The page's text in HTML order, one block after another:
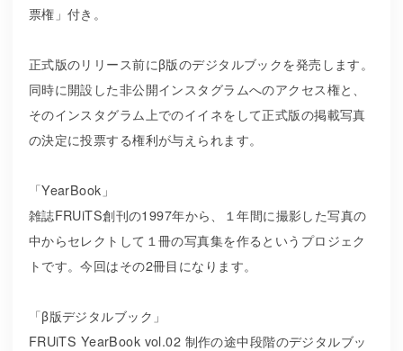
票権」付き。
正式版のリリース前にβ版のデジタルブックを発売します。
同時に開設した非公開インスタグラムへのアクセス権と、
そのインスタグラム上でのイイネをして正式版の掲載写真
の決定に投票する権利が与えられます。
「YearBook」
雑誌FRUiTS創刊の1997年から、１年間に撮影した写真の
中からセレクトして１冊の写真集を作るというプロジェク
トです。今回はその2冊目になります。
「β版デジタルブック」
FRUiTS YearBook vol.02 制作の途中段階のデジタルブッ